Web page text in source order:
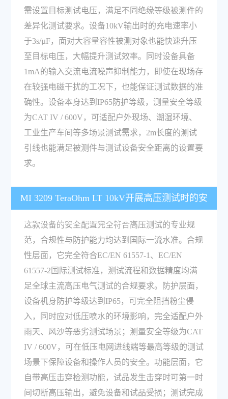
需设置目标测试电压，满足不同绝缘等级被测件的
差异化测试要求。设备10kV输出时的充电速率小
于3s/µF，面对大容量容性被测对象也能快速升压
至目标电压，大幅提升测试效率。同时设备具备
1mA的输入交流电流噪声抑制能力，即使在现场存
在较强电磁干扰的工况下，也能保证测试数据的准
确性。设备本身达到IP65防护等级，测量安全等级
为CAT IV / 600V，可适配户外现场、潮湿环境、
工业生产车间等多场景测试需求，2m长度的测试
引线也能满足被测件与测试设备安全距离的设置要
求。
MI 3209 TeraOhm LT 10kV开展高压测试时的安
全防护与合规性有哪些保障？
这款设备的安全配置完全符合高压测试的专业规
范，合规性与防护能力均达到国际一流水准。合规
性层面，它完全符合EC/EN 61557-1、EC/EN
61557-2国际测试标准，测试流程和数据精度均满
足全球主流高压电气测试的合规要求。防护层面，
设备机身防护等级达到IP65，可完全阻挡粉尘侵
入，同时应对低压喷水的环境影响，完全适配户外
雨天、风沙等恶劣测试场景；测量安全等级为CAT
IV / 600V，可在低压电网进线端等最高等级的测试
场景下保障设备和操作人员的安全。功能层面，它
自带高压击穿检测功能，试品发生击穿时可第一时
间切断高压输出，避免设备和试品受损；测试完成